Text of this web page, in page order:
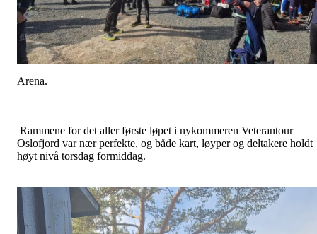
Arena.
Rammene for det aller første løpet i nykommeren Veterantour
Oslofjord var nær perfekte, og både kart, løyper og deltakere holdt
høyt nivå torsdag formiddag.